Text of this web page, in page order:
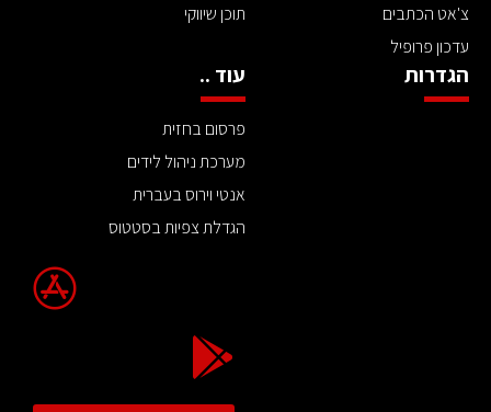
צ'אט הכתבים
עדכון פרופיל
תוכן שיווקי
הגדרות עוד ..
פרסום בחזית
מערכת ניהול לידים
אנטי וירוס בעברית
הגדלת צפיות בסטטוס